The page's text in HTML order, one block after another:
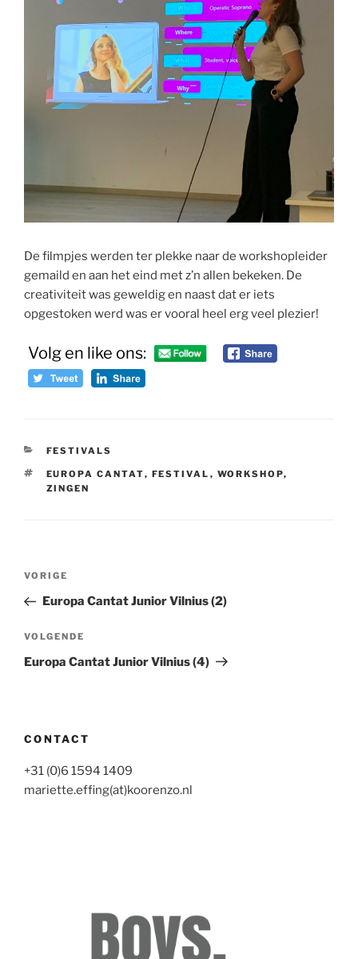
De filmpjes werden ter plekke naar de workshopleider
gemaild en aan het eind met z’n allen bekeken. De
creativiteit was geweldig en naast dat er iets
opgestoken werd was er vooral heel erg veel plezier!
Volg en like ons:
CATEGORIEËN
FESTIVALS
TAGS
EUROPA CANTAT, FESTIVAL , WORKSHOP,
ZINGEN
Bericht
Vorig
bericht
VORIGE
Europa Cantat Junior Vilnius (2)
Volgend
bericht
VOLGENDE
Europa Cantat Junior Vilnius (4)
CONTACT
+31 (0)6 1594 1409
mariette.effing(at)koorenzo.nl